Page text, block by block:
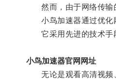
然而，由于网络传输的
小鸟加速器通过优化
它采用先进的技术手段
小鸟加速器官网网址
无论是观看高清视频、